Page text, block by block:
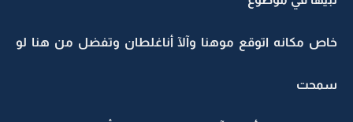
خاص مكانه اتوقع موهنا وآلآ أناغلطان وتفضل من هنا لو
سمحت